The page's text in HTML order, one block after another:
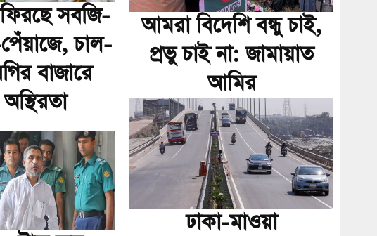
ফিরছে সবজি-
চাল-
বাজারে
অস্থিরতা
আমরা বিদেশি বন্ধু চাই,
প্রভু চাই না: জামায়াত
আমির
ঢাকা-মাওয়া